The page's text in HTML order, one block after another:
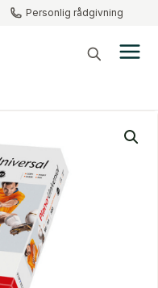
Personlig rådgivning